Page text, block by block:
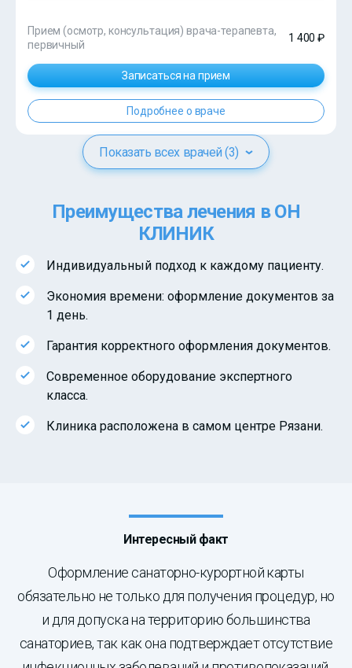
Прием (осмотр, консультация) врача-терапевта,
первичный
1 400 ₽
Записаться на прием
Подробнее о враче
Показать всех врачей (3)
Преимущества лечения в ОН
КЛИНИК
Индивидуальный подход к каждому пациенту.
Экономия времени: оформление документов за
1 день.
Гарантия корректного оформления документов.
Современное оборудование экспертного
класса.
Клиника расположена в самом центре Рязани.
Интересный факт
Оформление санаторно-курортной карты
обязательно не только для получения процедур, но
и для допуска на территорию большинства
санаториев, так как она подтверждает отсутствие